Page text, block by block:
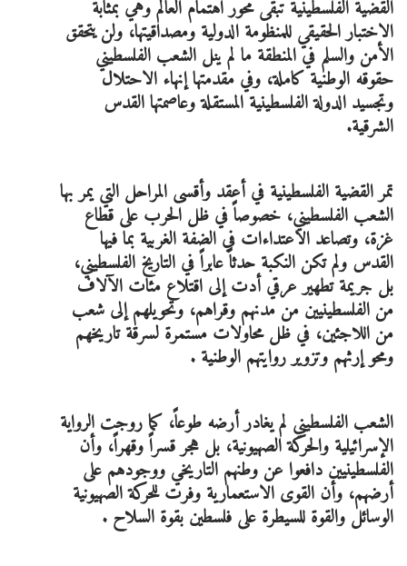
القضية الفلسطينية تبقى محور اهتمام العالم وهي بمثابة
الاختبار الحقيقي للمنظومة الدولية ومصداقيتها، ولن يتحقق
الأمن والسلم في المنطقة ما لم ينل الشعب الفلسطيني
حقوقه الوطنية كاملة، وفي مقدمتها إنهاء الاحتلال
وتجسيد الدولة الفلسطينية المستقلة وعاصمتها القدس
الشرقية.
تمر القضية الفلسطينية في أعقد وأقسى المراحل التي يمر بها
الشعب الفلسطيني، خصوصاً في ظل الحرب على قطاع
غزة، وتصاعد الاعتداءات في الضفة الغربية بما فيها
القدس ولم تكن النكبة حدثاً عابراً في التاريخ الفلسطيني،
بل جريمة تطهير عرقي أدت إلى اقتلاع مئات الآلاف
من الفلسطينيين من مدنهم وقراهم، وتحويلهم إلى شعب
من اللاجئين، في ظل محاولات مستمرة لسرقة تاريخهم
ومحو إرثهم وتزوير روايتهم الوطنية .
الشعب الفلسطيني لم يغادر أرضه طوعاً، كما روجت الرواية
الإسرائيلية والحركة الصهيونية، بل هجر قسراً وقهراً، وأن
الفلسطينيين دافعوا عن وطنهم التاريخي ووجودهم على
أرضهم، وأن القوى الاستعمارية وفرت للحركة الصهيونية
الوسائل والقوة للسيطرة على فلسطين بقوة السلاح .